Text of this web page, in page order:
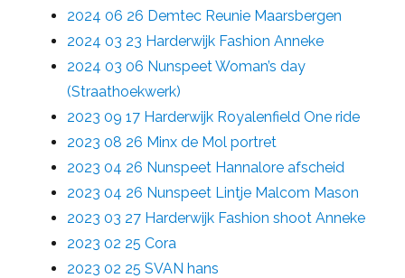
2024 06 26 Demtec Reunie Maarsbergen
2024 03 23 Harderwijk Fashion Anneke
2024 03 06 Nunspeet Woman’s day
(Straathoekwerk)
2023 09 17 Harderwijk Royalenfield One ride
2023 08 26 Minx de Mol portret
2023 04 26 Nunspeet Hannalore afscheid
2023 04 26 Nunspeet Lintje Malcom Mason
2023 03 27 Harderwijk Fashion shoot Anneke
2023 02 25 Cora
2023 02 25 SVAN hans